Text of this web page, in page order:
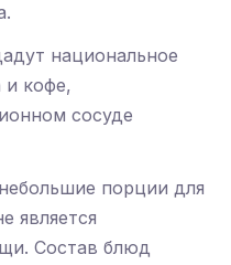
национальное
кофе,
сосуде
порции для
является
Состав блюд